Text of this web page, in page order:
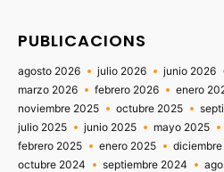
PUBLICACIONS
agosto 2026 julio 2026 junio 2026
marzo 2026
febrero 2026 enero
noviembre 2025
octubre 2025
julio 2025
junio 2025 mayo 2025
febrero 2025
enero 2025
octubre 2024
septiembre 2024